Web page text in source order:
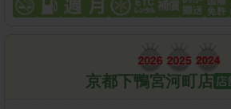
京都下鴨宮河町店